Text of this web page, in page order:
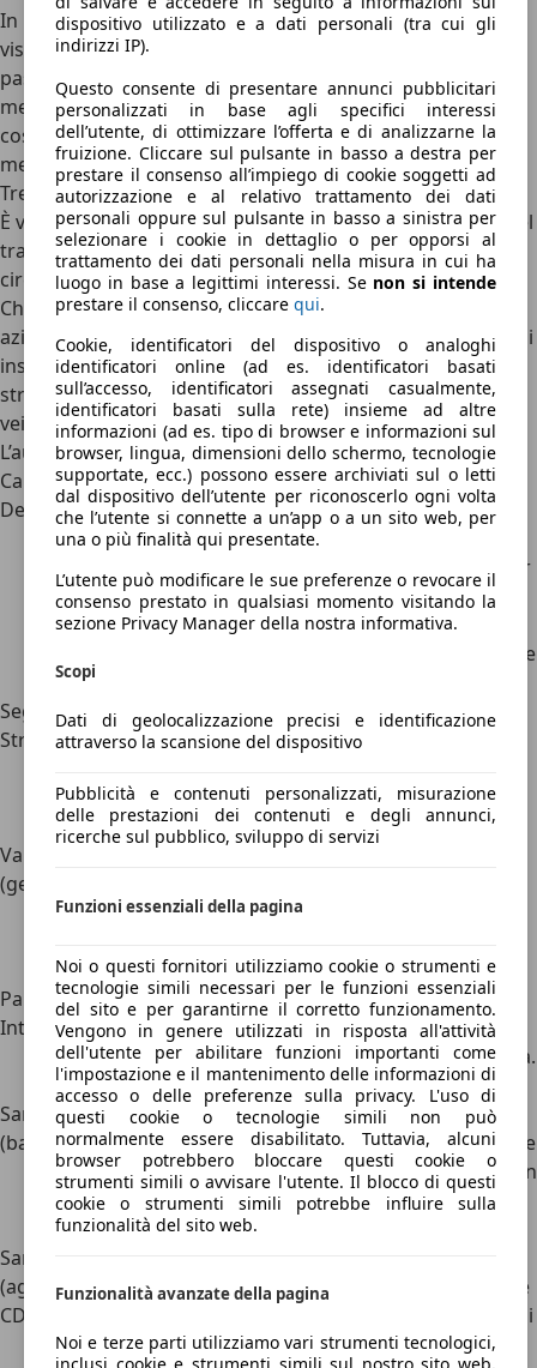
dispositivo utilizzato e a dati personali (tra cui gli
indirizzi IP).
Questo consente di presentare annunci pubblicitari
personalizzati in base agli specifici interessi
dell’utente, di ottimizzare l’offerta e di analizzarne la
fruizione. Cliccare sul pulsante in basso a destra per
prestare il consenso all’impiego di cookie soggetti ad
autorizzazione e al relativo trattamento dei dati
personali oppure sul pulsante in basso a sinistra per
selezionare i cookie in dettaglio o per opporsi al
trattamento dei dati personali nella misura in cui ha
luogo in base a legittimi interessi. Se non si intende
prestare il consenso, cliccare qui.
Cookie, identificatori del dispositivo o analoghi
identificatori online (ad es. identificatori basati
sull’accesso, identificatori assegnati casualmente,
identificatori basati sulla rete) insieme ad altre
informazioni (ad es. tipo di browser e informazioni sul
browser, lingua, dimensioni dello schermo, tecnologie
supportate, ecc.) possono essere archiviati sul o letti
dal dispositivo dell’utente per riconoscerlo ogni volta
che l’utente si connette a un’app o a un sito web, per
una o più finalità qui presentate.
L’utente può modificare le sue preferenze o revocare il
consenso prestato in qualsiasi momento visitando la
sezione Privacy Manager della nostra informativa.
Scopi
Dati di geolocalizzazione precisi e identificazione
attraverso la scansione del dispositivo
Pubblicità e contenuti personalizzati, misurazione
delle prestazioni dei contenuti e degli annunci,
ricerche sul pubblico, sviluppo di servizi
Funzioni essenziali della pagina
Noi o questi fornitori utilizziamo cookie o strumenti e
tecnologie simili necessari per le funzioni essenziali
del sito e per garantirne il corretto funzionamento.
Vengono in genere utilizzati in risposta all'attività
dell'utente per abilitare funzioni importanti come
l'impostazione e il mantenimento delle informazioni di
accesso o delle preferenze sulla privacy. L'uso di
questi cookie o tecnologie simili non può
normalmente essere disabilitato. Tuttavia, alcuni
browser potrebbero bloccare questi cookie o
strumenti simili o avvisare l'utente. Il blocco di questi
cookie o strumenti simili potrebbe influire sulla
funzionalità del sito web.
Funzionalità avanzate della pagina
Noi e terze parti utilizziamo vari strumenti tecnologici,
In particolare, fermarsi vicino a un incrocio può ridurre la
visibilità per gli altri automobilisti; stopparsi su un
passaggio pedonale o in prossimità di una curva può
mettere in pericolo i pedoni, che potrebbero essere
costretti a camminare sulla carreggiata per aggirare il
mezzo fermo.
Tre regole chiave
È vietato fermarsi per chiedere informazioni agli agenti del
traffico, se questo causa intralcio o rallentamento alla
circolazione.
Chi (nei casi ammessi) lascia il veicolo in sosta deve
azionare il freno di stazionamento e, di regola, aver cura di
inserire il rapporto più basso del cambio di velocità. Nelle
strade a forte pendenza si deve, inoltre, lasciare in sosta il
veicolo con le ruote sterzate.
L’auto in sosta deve avere il motore spento.
Caratteristica
Divieto di Sosta
Divieto di Fermata
Definizione
Divieto di sospendere
la marcia in modo
prolungato, con
possibilità per il
guidatore di
Divieto di sospendere
marcia, anche solo per
pochi istanti, con il
guidatore al volante.
Vieta sia la fermata che
Segnale
Stradale
Circolare, fondo blu
con una banda
destra in basso verso
l'alto a sinistra).
Circolare, bordo rosso
con una "X" rossa su
Validità
(generale)
24 ore su 24 fuori dai
centri abitati, dalle 8
indicazione.
Pannelli
Integrativi
Possono indicare
orari, giorni o veicoli
esenti (es. residenti,
disabili).
Generalmente non
previsti pannelli che
consentano la fermata.
Sanzioni
(base)
Minimo 42 euro.
Generalmente
superiore alla sanzione
base per sosta, ma non
specificata
Sanzioni
(aggravate -
CDS 2024)
non autorizzata negli
disabili o in
dettaglio, ma possibile
aggravio per situazioni
pericolose (es.